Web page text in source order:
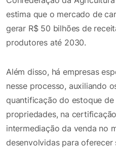
estima que o mercado de
gerar R$ 50 bilhões de
produtores até 2030.
Além disso, há empresas
nesse processo, auxiliando
quantificação do estoque de
propriedades, na
intermediação da venda no
desenvolvidas para